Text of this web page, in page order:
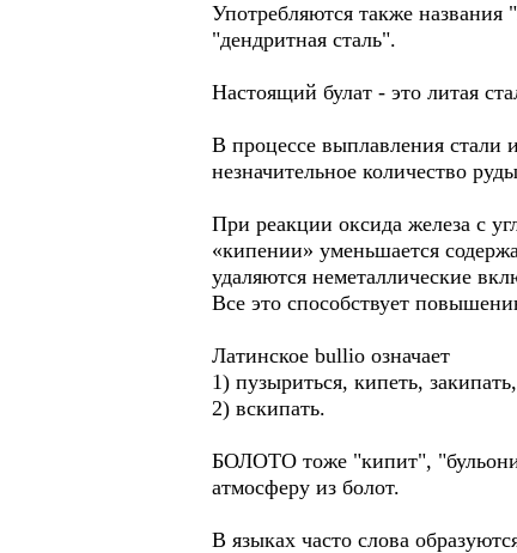
Употребляются также названия
"дендритная сталь".
Настоящий булат - это литая
В процессе выплавления стали
незначительное количество
При реакции оксида железа с
«кипении» уменьшается
удаляются неметаллические
Все это способствует
Латинское bullio означает
1) пузыриться, кипеть,
2) вскипать.
БОЛОТО тоже "кипит",
атмосферу из болот.
В языках часто слова